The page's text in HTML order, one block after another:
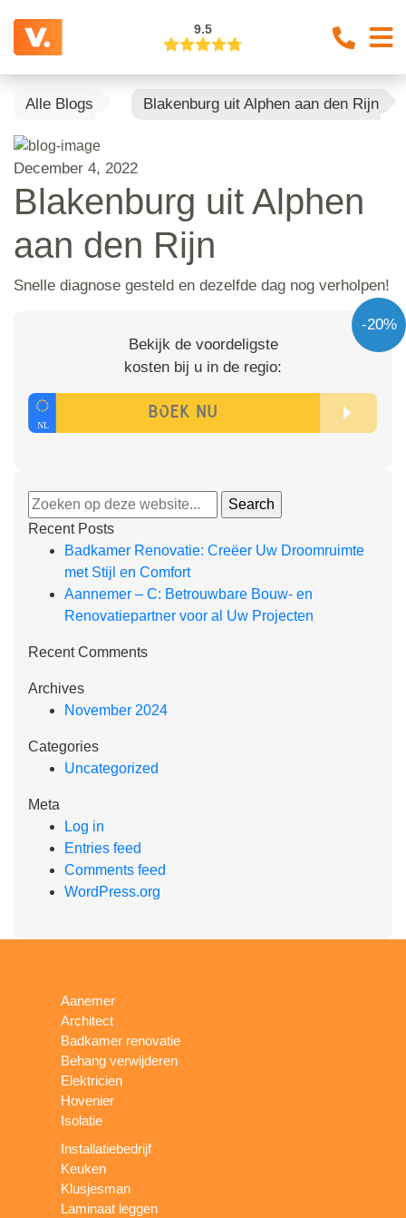
9.5
Alle Blogs Blakenburg uit Alphen aan den Rijn
December 4, 2022
Blakenburg uit Alphen
aan den Rijn
Snelle diagnose gesteld en dezelfde dag nog verholpen!
-20%
Bekijk de voordeligste
kosten bij u in de regio:
Recent Posts
Badkamer Renovatie: Creëer Uw Droomruimte
met Stijl en Comfort
Aannemer – C: Betrouwbare Bouw- en
Renovatiepartner voor al Uw Projecten
Recent Comments
Archives
November 2024
Categories
Uncategorized
Meta
Log in
Entries feed
Comments feed
WordPress.org
Aanemer
Architect
Badkamer renovatie
Behang verwijderen
Elektricien
Hovenier
Isolatie
Installatiebedrijf
Keuken
Klusjesman
Laminaat leggen